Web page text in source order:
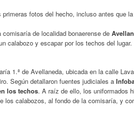
fotos del hecho, incluso antes que
de localidad bonaerense de
calabozo y escapar por los techos del
1.ª de Avellaneda, ubicada en la calle
Según detallaron fuentes judiciales a
los techos. A raíz de ello, los uniformados
los calabozos, al fondo de la comisaría, y